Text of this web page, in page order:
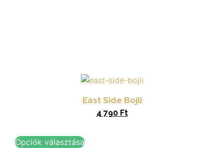
East Side Bojli
4 790 Ft
Opciók választása